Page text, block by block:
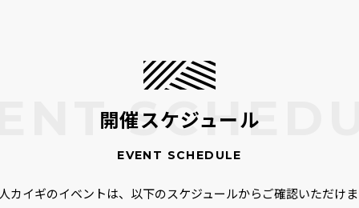
開催スケジュール
カイギのイベントは、以下のスケジュールからご確認いただけ